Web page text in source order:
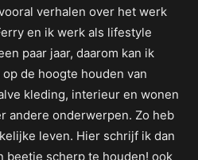
verhalen over het werk
en ik werk als lifestyle
paar jaar, daarom kan ik
de hoogte houden van
kleding, interieur en wonen
andere onderwerpen. Zo heb
leven. Hier schrijf ik dan
beetje scherp te houden! ook